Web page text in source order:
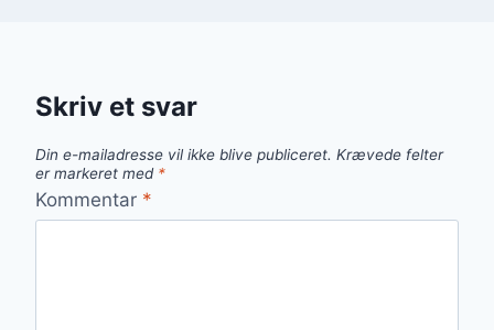
Skriv et svar
Din e-mailadresse vil ikke blive publiceret. Krævede felter
er markeret med *
Kommentar *